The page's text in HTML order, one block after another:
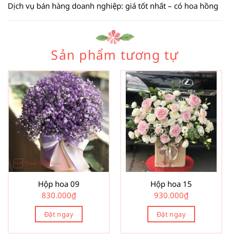
Dịch vụ bán hàng doanh nghiệp: giá tốt nhất – có hoa hồng
Sản phẩm tương tự
Hộp hoa 09
830.000₫
Đặt ngay
Hộp hoa 15
930.000₫
Đặt ngay